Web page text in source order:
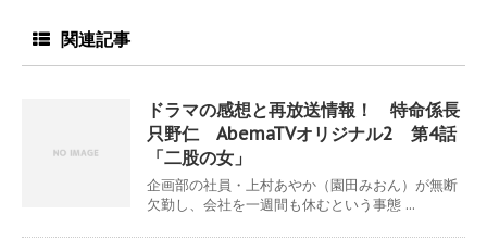
関連記事
ドラマの感想と再放送情報！ 特命係長
只野仁 AbemaTVオリジナル2 第4話
「二股の女」
企画部の社員・上村あやか（園田みおん）が無断
欠勤し、会社を一週間も休むという事態 ...